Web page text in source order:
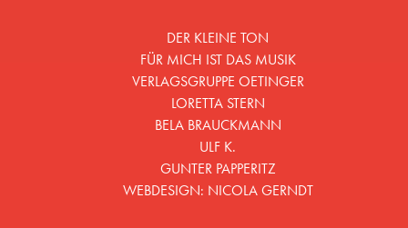
DER KLEINE TON
FÜR MICH IST DAS MUSIK
VERLAGSGRUPPE OETINGER
LORETTA STERN
BELA BRAUCKMANN
ULF K.
GUNTER PAPPERITZ
WEBDESIGN: NICOLA GERNDT